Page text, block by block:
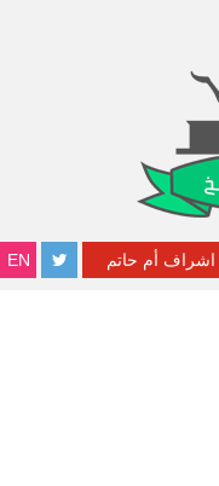
EN اشراف أم حاتم